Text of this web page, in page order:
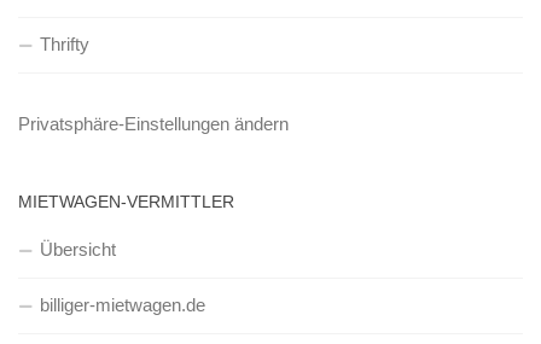
Thrifty
Privatsphäre-Einstellungen ändern
MIETWAGEN-VERMITTLER
Übersicht
billiger-mietwagen.de